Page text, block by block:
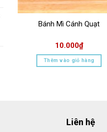
Bánh Mì Cánh Quạt
10.000₫
Thêm vào giỏ hàng
Liên hệ